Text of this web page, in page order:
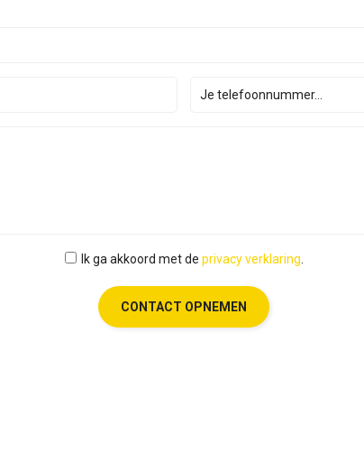
Ik ga akkoord met de privacy verklaring
CONTACT OPNEMEN